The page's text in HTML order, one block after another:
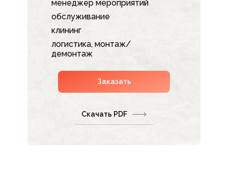
менеджер мероприятий
обслуживание
клининг
логистика, монтаж/
демонтаж
Заказать
Скачать PDF